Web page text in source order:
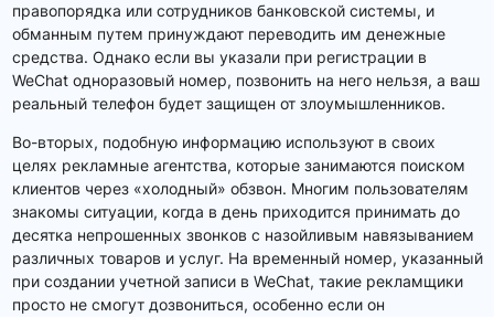
правопорядка или сотрудников банковской системы, и
обманным путем принуждают переводить им денежные
средства. Однако если вы указали при регистрации в
WeChat одноразовый номер, позвонить на него нельзя, а ваш
реальный телефон будет защищен от злоумышленников.
Во-вторых, подобную информацию используют в своих
целях рекламные агентства, которые занимаются поиском
клиентов через «холодный» обзвон. Многим пользователям
знакомы ситуации, когда в день приходится принимать до
десятка непрошенных звонков с назойливым навязыванием
различных товаров и услуг. На временный номер, указанный
при создании учетной записи в WeChat, такие рекламщики
просто не смогут дозвониться, особенно если он